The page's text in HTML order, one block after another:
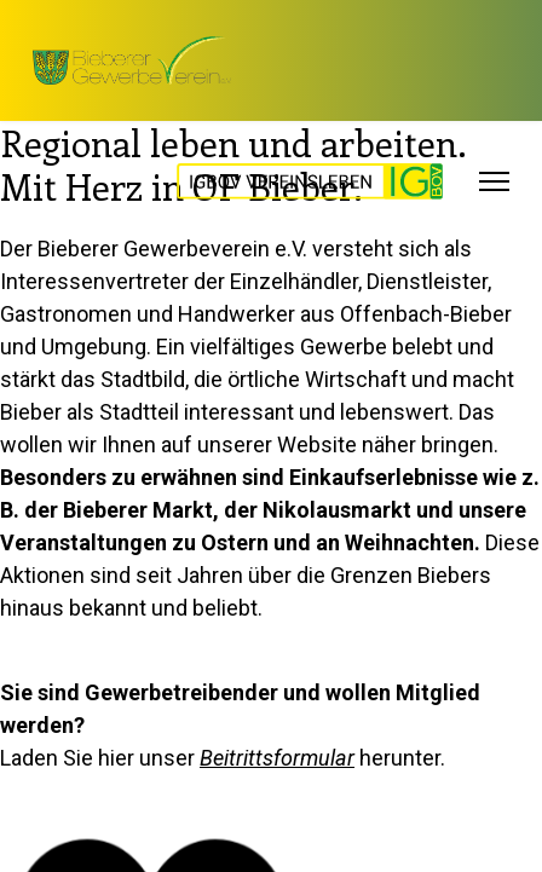
Regional leben und arbeiten.
Mit Herz in OF Bieber.
Der Bieberer Gewerbeverein e.V. versteht sich als
Interessenvertreter der Einzelhändler, Dienstleister,
Gastronomen und Handwerker aus Offenbach-Bieber
und Umgebung. Ein vielfältiges Gewerbe belebt und
stärkt das Stadtbild, die örtliche Wirtschaft und macht
Bieber als Stadtteil interessant und lebenswert. Das
wollen wir Ihnen auf unserer Website näher bringen.
Besonders zu erwähnen sind Einkaufserlebnisse wie z.
B. der Bieberer Markt, der Nikolausmarkt und unsere
Veranstaltungen zu Ostern und an Weihnachten. Diese
Aktionen sind seit Jahren über die Grenzen Biebers
hinaus bekannt und beliebt.
Sie sind Gewerbetreibender und wollen Mitglied
werden?
Laden Sie hier unserBeitrittsformular herunter.